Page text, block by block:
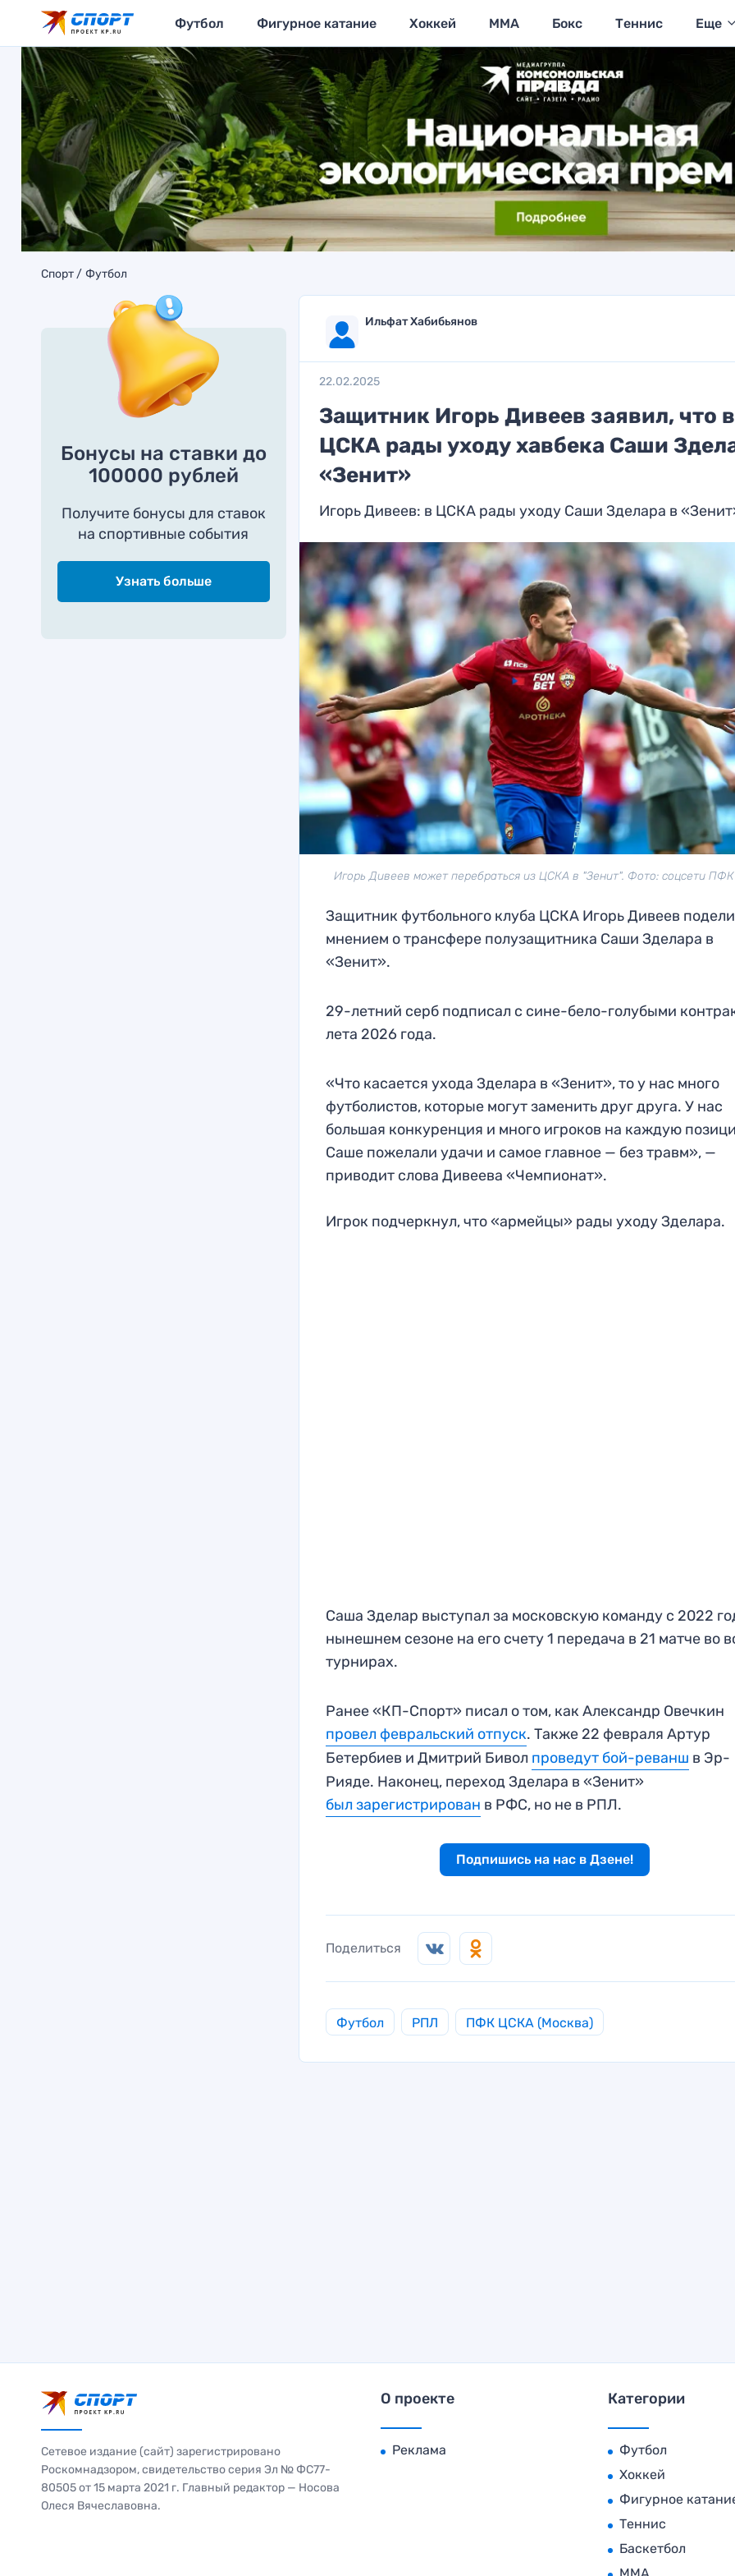
Футбол Фигурное катание Хоккей MMA Бокс Теннис Еще
Спорт Футбол
Бонусы на ставки до
100000 рублей
Получите бонусы для ставок
на спортивные события
Узнать больше
Ильфат Хабибьянов
22.02.2025
Защитник Игорь Дивеев заявил, что в
ЦСКА рады уходу хавбека Саши
«Зенит»
Игорь Дивеев: в ЦСКА рады уходу Саши Зделара в
Игорь Дивеев может перебраться из ЦСКА в "Зенит". Фото: соцсети
Защитник футбольного клуба ЦСКА Игорь Дивеев
мнением о трансфере полузащитника Саши Зделара в
«Зенит».
29-летний серб подписал с сине-бело-голубыми
лета 2026 года.
«Что касается ухода Зделара в «Зенит», то у нас много
футболистов, которые могут заменить друг друга. У нас
большая конкуренция и много игроков на каждую
Саше пожелали удачи и самое главное — без травм», —
приводит слова Дивеева «Чемпионат».
Игрок подчеркнул, что «армейцы» рады уходу Зделара.
Саша Зделар выступал за московскую команду с 2022
нынешнем сезоне на его счету 1 передача в 21 матче во
турнирах.
Ранее «КП-Спорт» писал о том, как Александр Овечкин
провел февральский отпуск. Также 22 февраля Артур
Бетербиев и Дмитрий Бивол проведут бой-реванш в Эр-
Рияде. Наконец, переход Зделара в «Зенит»
был зарегистрирован в РФС, но не в РПЛ.
Подпишись на нас в Дзене!
Поделиться
Футбол РПЛ ПФК ЦСКА (Москва)
Сетевое издание (сайт) зарегистрировано
Роскомнадзором, свидетельство серия Эл № ФС77-
80505 от 15 марта 2021 г. Главный редактор — Носова
Олеся Вячеславовна.
О проекте
Реклама
Категории
Футбол
Хоккей
Фигурное
Теннис
Баскетбол